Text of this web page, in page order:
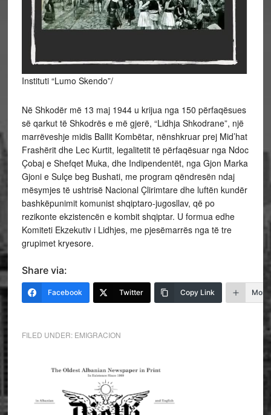
Instituti “Lumo Skendo”/
Në Shkodër më 13 maj 1944 u krijua nga 150 përfaqësues
së qarkut të Shkodrës e më gjerë, “Lidhja Shkodrane”, një
marrëveshje midis Ballit Kombëtar, nënshkruar prej Mid’hat
Frashërit dhe Lec Kurtit, legalitetit të përfaqësuar nga Ndoc
Çobaj e Shefqet Muka, dhe Indipendentët, nga Gjon Marka
Gjoni e Sulçe beg Bushati, me program qëndresën ndaj
mësymjes të ushtrisë Nacional Çlirimtare dhe luftën kundër
bashkëpunimit komunist shqiptaro-jugosllav, që po
rezikonte ekzistencën e kombit shqiptar. U formua edhe
Komiteti Ekzekutiv i Lidhjes, me pjesëmarrës nga të tre
grupimet kryesore.
Share via:
Facebook Twitter Copy Link More
FILED UNDER: EMIGRACION